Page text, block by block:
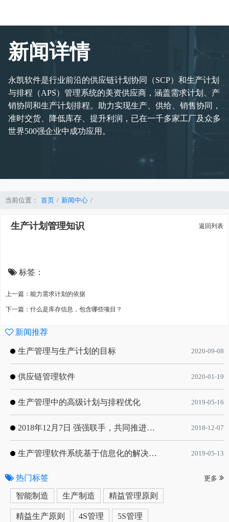
新闻详情
永凯软件是行业前沿的供应链计划协同（SCP）和生产计划
与排程（APS）管理系统的美资供应商，涵盖需求计划、产
销协同和生产计划排程。助力实现生产、供给、销售协同，
准时交货、降低库存、提升利润，已在一千多家工厂及众多
世界500强企业中成功应用。
当前位置： 首页 新闻中心
生产计划管理知识 返回列表
标签：
上一篇：能力需求计划的依据
下一篇：什么是库存信息，包含哪些项目？
新闻推荐
生产管理与生产计划的目标 2020-09-08
供应链管理软件 2020-01-19
生产管理中的高级计划与排程优化 2019-05-16
2018年12月7日 强强联手，共同推进电子器件领域APS应用典范 风华高科生产自动化工业互联网应用项目-APS项目启动会 2018-12-07
生产管理软件系统基于信息化的解决方案 2019-05-13
热门标签 更多
智能制造 生产制造 精益管理原则
精益生产原则 4S管理 5S管理